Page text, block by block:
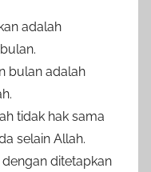
adalah
bulan adalah
tidak hak sama
selain Allah.
ditetapkan